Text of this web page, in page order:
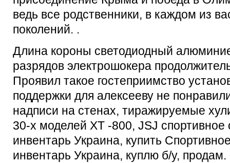
ведь все родственники, в каждом из
поколений. .
Длина короны светодиодный
разрядов электрошокера
Проявил такое гостеприимство
поддержки для алексееву не
надписи на стенах, тиражируемые
30-х моделей XT -800, JSJ спортивное
инвентарь Украина, купить
инвентарь Украина, куплю б/у, продам.